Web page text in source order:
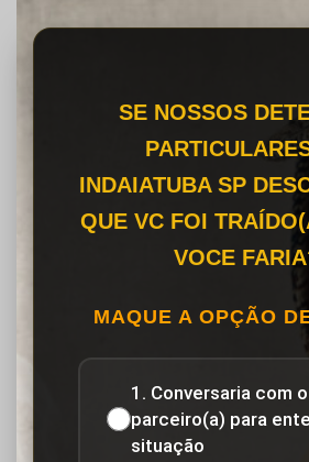
SE NOSSOS
INDAIATUBA SP
QUE VC FOI
VOCE
MAQUE A OPÇÃO
1. Conversaria com o
parceiro(a) para
situação